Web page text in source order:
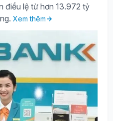
điều lệ từ hơn 13.972 tỷ
Xem thêm